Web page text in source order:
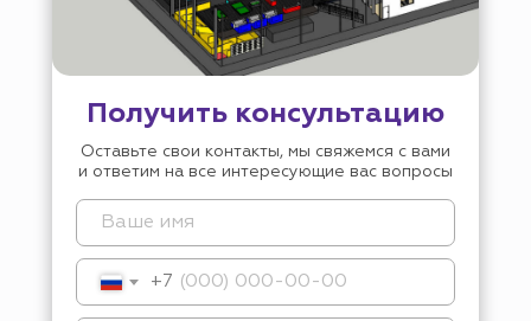
Получить консультацию
Оставьте свои контакты, мы свяжемся с вами
и ответим на все интересующие вас вопросы
+7